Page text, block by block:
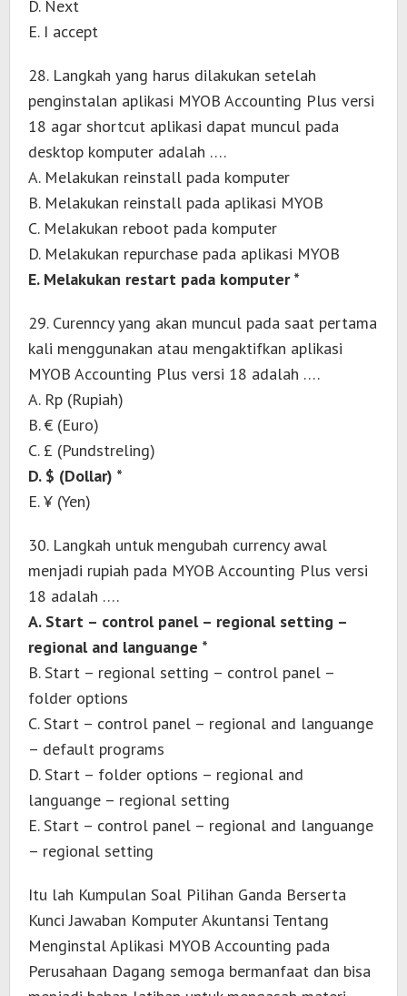
D. Next
E. I accept
28. Langkah yang harus dilakukan setelah
penginstalan aplikasi MYOB Accounting Plus versi
18 agar shortcut aplikasi dapat muncul pada
desktop komputer adalah ….
A. Melakukan reinstall pada komputer
B. Melakukan reinstall pada aplikasi MYOB
C. Melakukan reboot pada komputer
D. Melakukan repurchase pada aplikasi MYOB
E. Melakukan restart pada komputer *
29. Curenncy yang akan muncul pada saat pertama
kali menggunakan atau mengaktifkan aplikasi
MYOB Accounting Plus versi 18 adalah ….
A. Rp (Rupiah)
B. € (Euro)
C. £ (Pundstreling)
D. $ (Dollar) *
E. ¥ (Yen)
30. Langkah untuk mengubah currency awal
menjadi rupiah pada MYOB Accounting Plus versi
18 adalah ….
A. Start – control panel – regional setting –
regional and languange *
B. Start – regional setting – control panel –
folder options
C. Start – control panel – regional and languange
– default programs
D. Start – folder options – regional and
languange – regional setting
E. Start – control panel – regional and languange
– regional setting
Itu lah Kumpulan Soal Pilihan Ganda Berserta
Kunci Jawaban Komputer Akuntansi Tentang
Menginstal Aplikasi MYOB Accounting pada
Perusahaan Dagang semoga bermanfaat dan bisa